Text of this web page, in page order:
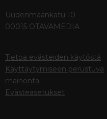
Uudenmaankatu 10
00015 OTAVAMEDIA
Tietoa evästeiden käytöstä
Käyttäytymiseen perustuva
mainonta
Evästeasetukset